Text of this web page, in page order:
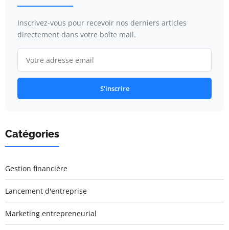
Inscrivez-vous pour recevoir nos derniers articles
directement dans votre boîte mail.
S'inscrire
Catégories
Gestion financière
Lancement d'entreprise
Marketing entrepreneurial